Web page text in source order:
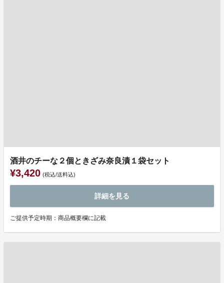
酒井のチーな２個ときざみ奈良漬１袋セット
¥3,420 (税込/送料込)
詳細を見る
ご提供予定時期：商品概要欄に記載